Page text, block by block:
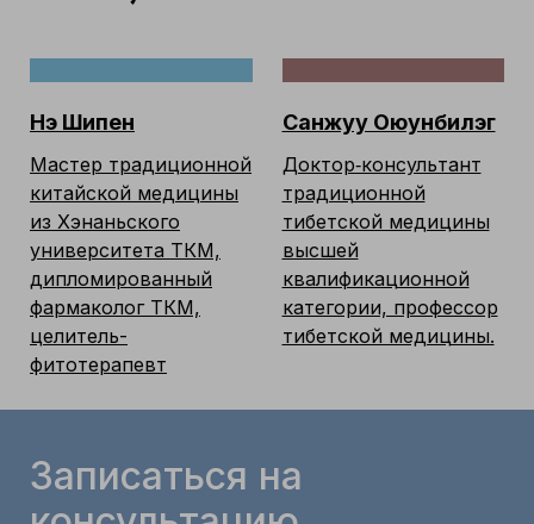
Нэ Шипен
Мастер традиционной
китайской медицины
из Хэнаньского
университета ТКМ,
дипломированный
фармаколог ТКМ,
целитель-
фитотерапевт
Санжуу Оюунбилэг
Доктор‑консультант
традиционной
тибетской медицины
высшей
квалификационной
категории, профессор
тибетской медицины.
Записаться на